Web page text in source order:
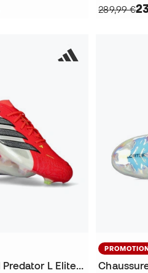
289,99 €
Chaussure de football Predator L Elite FG
PROMOTION